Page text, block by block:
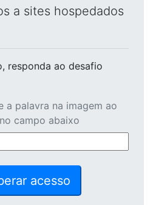
a sites hospedados
, responda ao desafio
a palavra na imagem ao
campo abaixo